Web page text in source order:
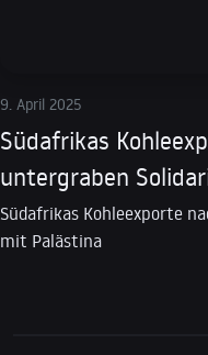
9. April 2025
Südafrikas
untergraben
Südafrikas Kohleexporte
mit Palästina